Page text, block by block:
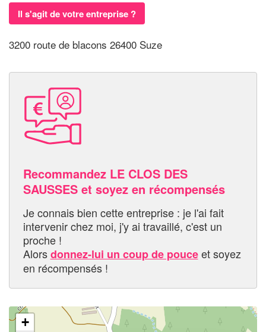
Il s'agit de votre entreprise ?
3200 route de blacons 26400 Suze
Recommandez LE CLOS DES
SAUSSES et soyez en récompensés
Je connais bien cette entreprise : je l'ai fait
intervenir chez moi, j'y ai travaillé, c'est un
proche !
Alorsdonnez-lui un coup de pouceet soyez
en récompensés !
+